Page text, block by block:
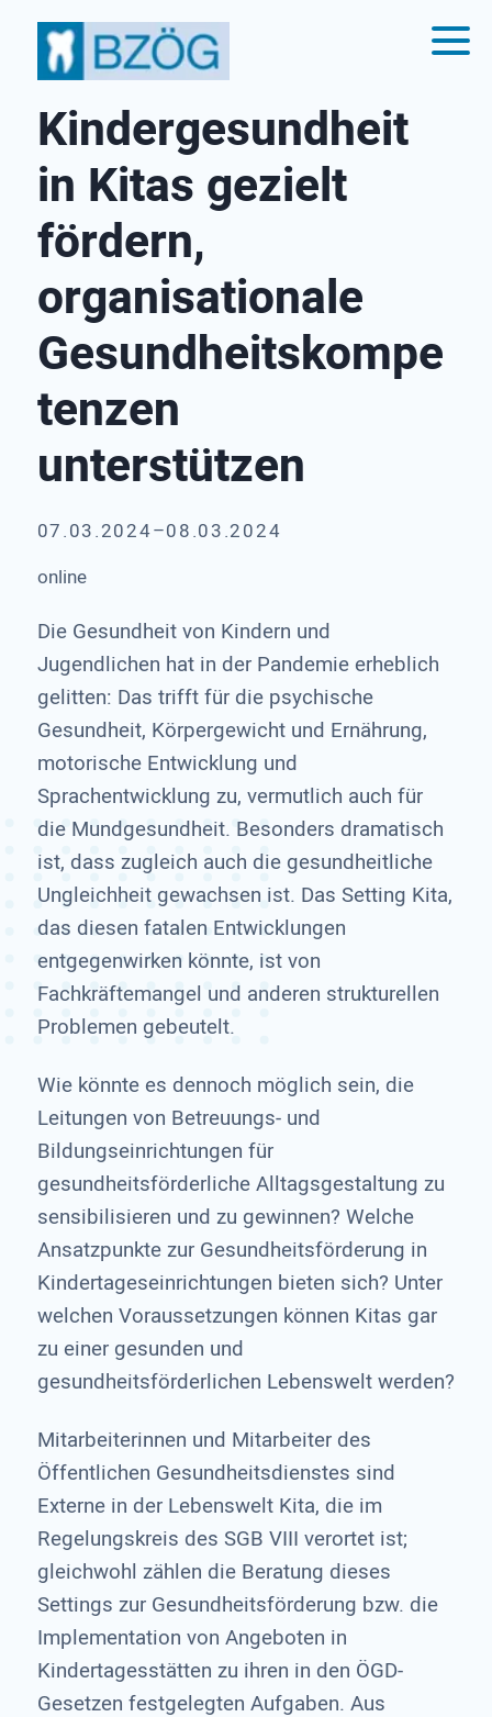
Kindergesundheit
in Kitas gezielt
fördern,
organisationale
Gesundheitskompe
tenzen
unterstützen
07.03.2024–08.03.2024
online
Die Gesundheit von Kindern und
Jugendlichen hat in der Pandemie erheblich
gelitten: Das trifft für die psychische
Gesundheit, Körpergewicht und Ernährung,
motorische Entwicklung und
Sprachentwicklung zu, vermutlich auch für
die Mundgesundheit. Besonders dramatisch
ist, dass zugleich auch die gesundheitliche
Ungleichheit gewachsen ist. Das Setting Kita,
das diesen fatalen Entwicklungen
entgegenwirken könnte, ist von
Fachkräftemangel und anderen strukturellen
Problemen gebeutelt.
Wie könnte es dennoch möglich sein, die
Leitungen von Betreuungs- und
Bildungseinrichtungen für
gesundheitsförderliche Alltagsgestaltung zu
sensibilisieren und zu gewinnen? Welche
Ansatzpunkte zur Gesundheitsförderung in
Kindertageseinrichtungen bieten sich? Unter
welchen Voraussetzungen können Kitas gar
zu einer gesunden und
gesundheitsförderlichen Lebenswelt werden?
Mitarbeiterinnen und Mitarbeiter des
Öffentlichen Gesundheitsdienstes sind
Externe in der Lebenswelt Kita, die im
Regelungskreis des SGB VIII verortet ist;
gleichwohl zählen die Beratung dieses
Settings zur Gesundheitsförderung bzw. die
Implementation von Angeboten in
Kindertagesstätten zu ihren in den ÖGD-
Gesetzen festgelegten Aufgaben. Aus